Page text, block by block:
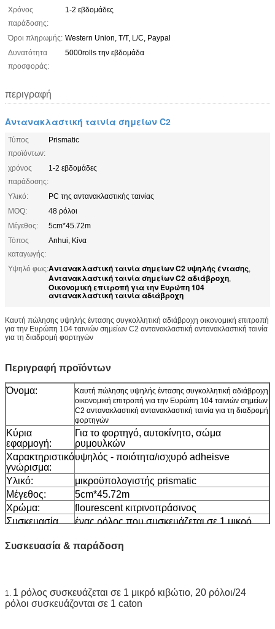
Χρόνος
παράδοσης:
1-2 εβδομάδες
Όροι πληρωμής: Western Union, T/T, L/C, Paypal
Δυνατότητα
προσφοράς:
5000rolls την εβδομάδα
περιγραφή
Αντανακλαστική ταινία σημείων C2
Τύπος
προϊόντων:
Prismatic
χρόνος
παράδοσης:
1-2 εβδομάδες
Υλικό:
PC της αντανακλαστικής ταινίας
MOQ:
48 ρόλοι
Μέγεθος:
5cm*45.72m
Τόπος
καταγωγής:
Anhui, Κίνα
Υψηλό φως:Αντανακλαστική ταινία σημείων C2 υψηλής έντασης,
Αντανακλαστική ταινία σημείων C2 αδιάβροχη,
Οικονομική επιτροπή για την Ευρώπη 104
αντανακλαστική ταινία αδιάβροχη
Καυτή πώλησης υψηλής έντασης συγκολλητική αδιάβροχη οικονομική επιτροπή
για την Ευρώπη 104 ταινιών σημείων C2 αντανακλαστική αντανακλαστική ταινία
για τη διαδρομή φορτηγών
Περιγραφή προϊόντων
Όνομα:
Καυτή πώλησης υψηλής έντασης συγκολλητική αδιάβροχη
οικονομική επιτροπή για την Ευρώπη 104 ταινιών σημείων
C2 αντανακλαστική αντανακλαστική ταινία για τη διαδρομή
φορτηγών
Κύρια
εφαρμογή:
Για το φορτηγό, αυτοκίνητο, σώμα
ρυμουλκών
Χαρακτηριστικό
γνώρισμα:
υψηλός - ποιότητα/ισχυρό adheisve
Υλικό:
μικροϋπολογιστής prismatic
Μέγεθος:
5cm*45.72m
Χρώμα:
flourescent κιτρινοπράσινος
Συσκευασία
ένας ρόλος που συσκευάζεται σε 1 μικρό
ένα χαρτοκιβώτιο
Συσκευασία & παράδοση
1. 1 ρόλος συσκευάζεται σε 1 μικρό κιβώτιο, 20 ρόλοι/24
ρόλοι συσκευάζονται σε 1 caton